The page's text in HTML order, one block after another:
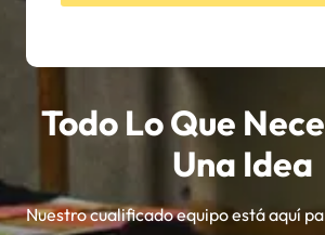
Todo Lo Que
Una Idea
Nuestro cualificado equipo está aquí